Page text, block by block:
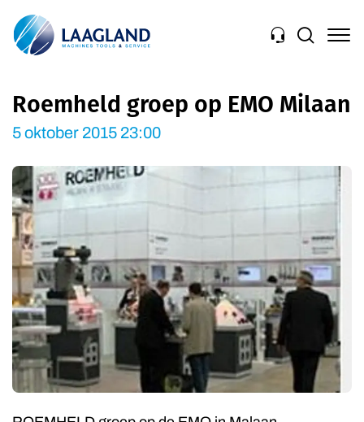
Navigation
Roemheld groep op EMO Milaan
5 oktober 2015 23:00